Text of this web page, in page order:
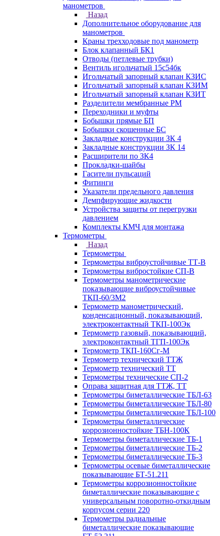
манометров
Назад
Дополнительное оборудование для
манометров
Краны трехходовые под манометр
Блок клапанный БК1
Отводы (петлевые трубки)
Вентиль игольчатый 15с54бк
Игольчатый запорный клапан КЗИС
Игольчатый запорный клапан КЗИМ
Игольчатый запорный клапан КЗИТ
Разделители мембранные РМ
Переходники и муфты
Бобышки прямые БП
Бобышки скошенные БС
Закладные конструкции ЗК 4
Закладные конструкции ЗК 14
Расширители по ЗК4
Прокладки-шайбы
Гасители пульсаций
Фитинги
Указатели предельного давления
Демпфирующие жидкости
Устройства защиты от перегрузки
давлением
Комплекты КМЧ для монтажа
Термометры
Назад
Термометры
Термометры виброустойчивые ТТ-В
Термометры вибростойкие СП-В
Термометры манометрические
показывающие виброустойчивые
ТКП-60/3М2
Термометр манометрический,
конденсационный, показывающий,
электроконтактный ТКП-100Эк
Термометр газовый, показывающий,
электроконтактный ТГП-100Эк
Термометр ТКП-160Сг-М
Термометр технический ТТЖ
Термометр технический ТТ
Термометры технические СП-2
Оправа защитная для ТТЖ, ТТ
Термометры биметаллические ТБЛ-63
Термометры биметаллические ТБЛ-80
Термометры биметаллические ТБЛ-100
Термометры биметаллические
коррозионностойкие ТБН-100К
Термометры биметаллические ТБ-1
Термометры биметаллические ТБ-2
Термометры биметаллические ТБ-3
Термометры осевые биметаллические
показывающие БТ-51.211
Термометры коррозионностойкие
биметаллические показывающие с
универсальным поворотно-откидным
корпусом серии 220
Термометры радиальные
биметаллические показывающие